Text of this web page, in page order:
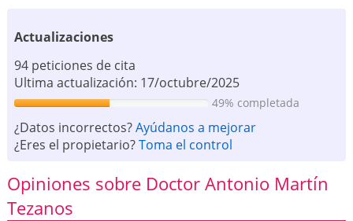
Actualizaciones
94 peticiones de cita
Ultima actualización: 17/octubre/2025
49% completada
¿Datos incorrectos?Ayúdanos a mejorar
¿Eres el propietario?Toma el control
Opiniones sobre Doctor Antonio Martín
Tezanos